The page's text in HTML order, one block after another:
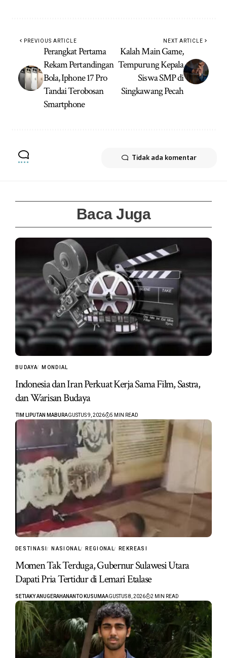
PREVIOUS ARTICLE
Perangkat Pertama
Rekam Pertandingan
Bola, Iphone 17 Pro
Tandai Terobosan
Smartphone
NEXT ARTICLE
Kalah Main Game,
Tempurung Kepala
Siswa SMP di
Singkawang Pecah
Tidak ada komentar
Baca Juga
BUDAYA MONDIAL
Indonesia dan Iran Perkuat Kerja Sama Film, Sastra,
dan Warisan Budaya
TIM LIPUTAN MABURAGUSTUS 9, 2026 5 MIN READ
DESTINASI NASIONAL REGIONAL REKREASI
Momen Tak Terduga, Gubernur Sulawesi Utara
Dapati Pria Tertidur di Lemari Etalase
SETIAKY ANUGERAHANANTO KUSUMAAGUSTUS 8, 2026 2 MIN READ